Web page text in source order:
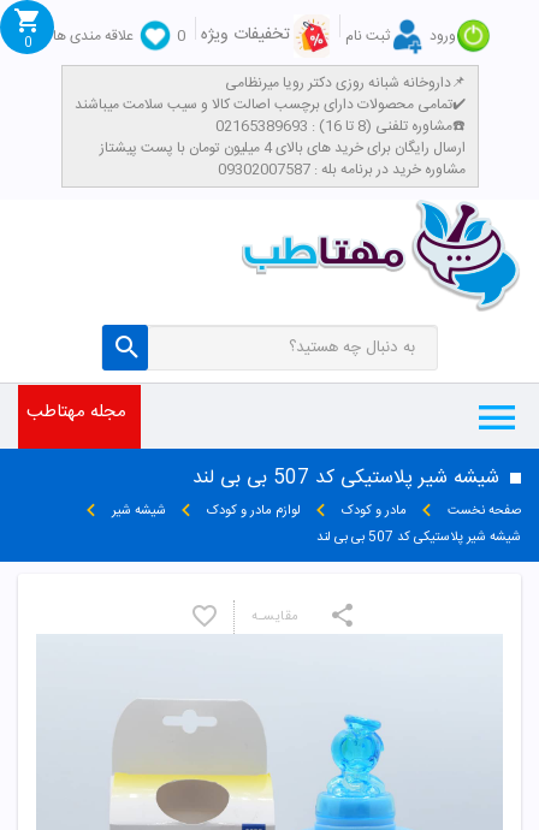
ورود ثبت نام تخفیفات ویژه 0
علاقه مندی ها
داروخانه شبانه روزی دکتر رویا میرنظامی📌
تمامی محصولات دارای برچسب اصالت کالا و سیب سلامت میباشند✔️
مشاوره تلفنی (8 تا 16) : 02165389693☎️
​ارسال رایگان برای خرید های بالای 4 میلیون تومان با پست پیشتاز
مشاوره خرید در برنامه بله : 09302007587
0
مجله مهتاطب
شیشه شیر پلاستیکی کد 507 بی بی لند
صفحه نخست مادر و کودک لوازم مادر و کودک
شیشه شیر
شیشه شیر پلاستیکی کد 507 بی بی لند
مقایسـه